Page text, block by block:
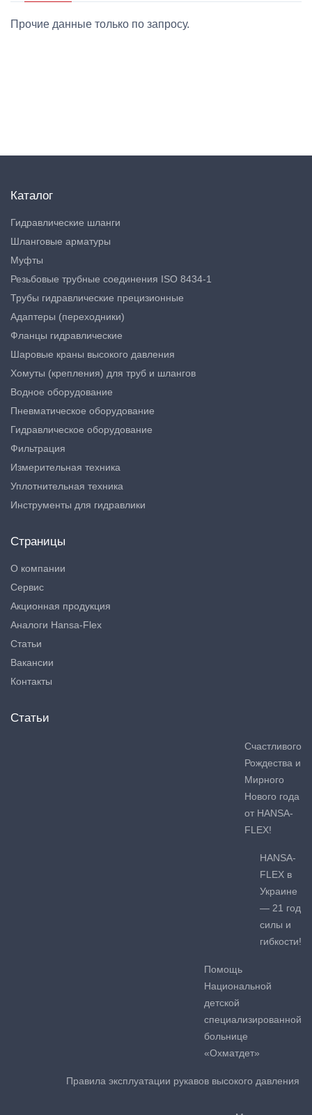
Прочие данные только по запросу.
Каталог
Гидравлические шланги
Шланговые арматуры
Муфты
Резьбовые трубные соединения ISO 8434-1
Трубы гидравлические прецизионные
Адаптеры (переходники)
Фланцы гидравлические
Шаровые краны высокого давления
Хомуты (крепления) для труб и шлангов
Водное оборудование
Пневматическое оборудование
Гидравлическое оборудование
Фильтрация
Измерительная техника
Уплотнительная техника
Инструменты для гидравлики
Страницы
О компании
Сервис
Акционная продукция
Аналоги Hansa-Flex
Статьи
Вакансии
Контакты
Статьи
Счастливого
Рождества и
Мирного
Нового года
от HANSA-
FLEX!
HANSA-
FLEX в
Украине
— 21 год
силы и
гибкости!
Помощь
Национальной
детской
специализированной
больнице
«Охматдет»
Правила эксплуатации рукавов высокого давления